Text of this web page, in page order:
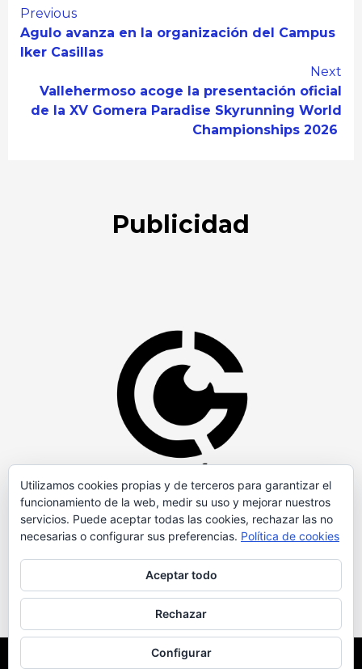
Continue
Reading
Previous
Agulo avanza en la organización del Campus
Iker Casillas
Next
Vallehermoso acoge la presentación oficial
de la XV Gomera Paradise Skyrunning World
Championships 2026
Publicidad
Copyright © Todos los derechos reservados.
Utilizamos cookies propias y de terceros para garantizar el
funcionamiento de la web, medir su uso y mejorar nuestros
servicios. Puede aceptar todas las cookies, rechazar las no
necesarias o configurar sus preferencias. Política de cookies
Aceptar todo
Rechazar
Configurar